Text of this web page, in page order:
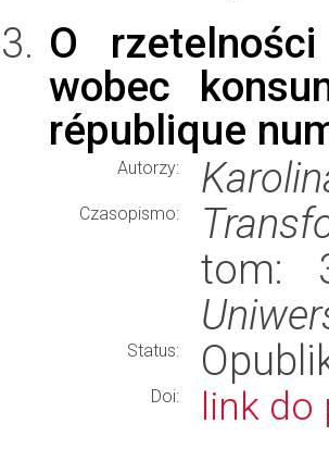
O
wobec
république
Autorzy:
Czasopismo:
tom:
Status:
Doi: link do